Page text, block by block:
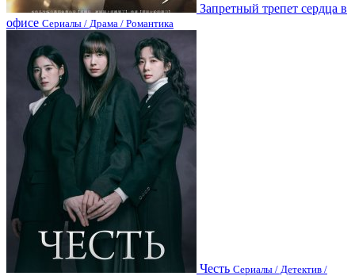
Запретный трепет сердца в
офисе Сериалы / Драма / Романтика
Честь Сериалы / Детектив /